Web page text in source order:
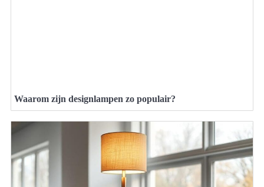
Waarom zijn designlampen zo populair?